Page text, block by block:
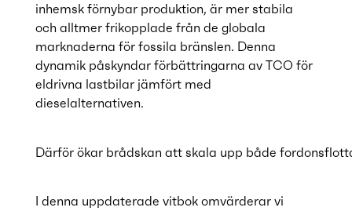
inhemsk förnybar produktion, är mer stabila
och alltmer frikopplade från de globala
marknaderna för fossila bränslen. Denna
dynamik påskyndar förbättringarna av TCO för
eldrivna lastbilar jämfört med
dieselalternativen.
Därför ökar brådskan att skala upp både
I denna uppdaterade vitbok omvärderar vi